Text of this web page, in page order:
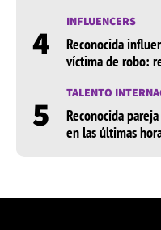
4 INFLUENCERS
Reconocida
víctima de robo:
5 TALENTO
Reconocida
en las últimas